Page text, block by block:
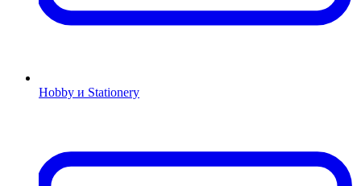
Hobby и Stationery